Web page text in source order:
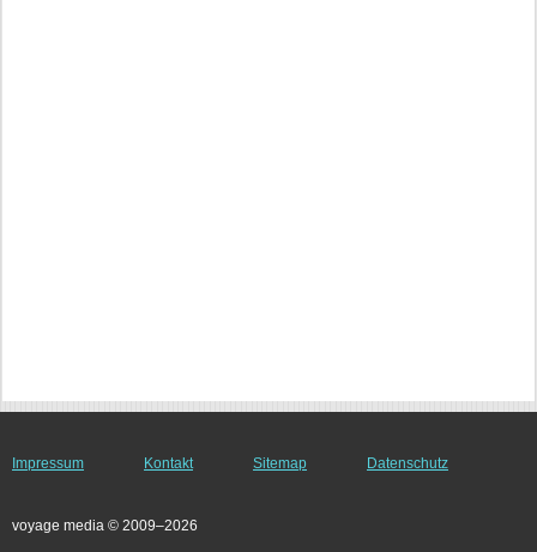
Impressum Kontakt Sitemap Datenschutz
voyage media © 2009–2026